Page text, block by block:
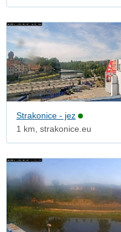
Strakonice - jez
1 km, strakonice.eu